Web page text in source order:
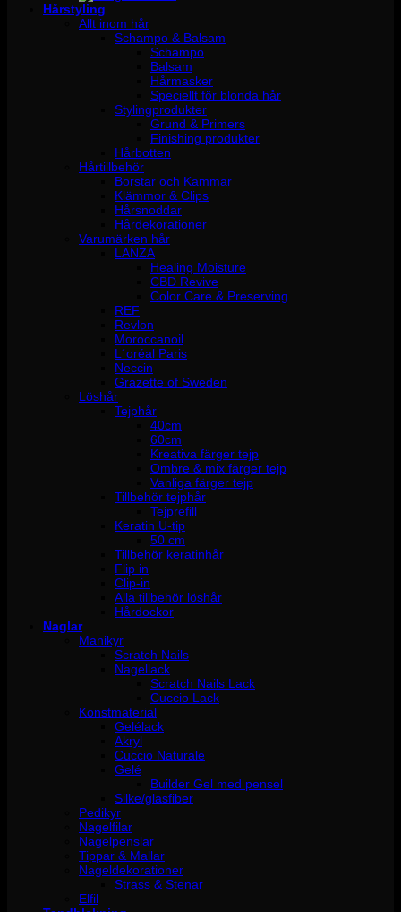
Hårstyling
Allt inom hår
Schampo & Balsam
Schampo
Balsam
Hårmasker
Speciellt för blonda hår
Stylingprodukter
Grund & Primers
Finishing produkter
Hårbotten
Hårtillbehör
Borstar och Kammar
Klämmor & Clips
Hårsnoddar
Hårdekorationer
Varumärken hår
LANZA
Healing Moisture
CBD Revive
Color Care & Preserving
REF
Revlon
Moroccanoil
L´oréal Paris
Neccin
Grazette of Sweden
Löshår
Tejphår
40cm
60cm
Kreativa färger tejp
Ombre & mix färger tejp
Vanliga färger tejp
Tillbehör tejphår
Tejprefill
Keratin U-tip
50 cm
Tillbehör keratinhår
Flip in
Clip-in
Alla tillbehör löshår
Hårdockor
Naglar
Manikyr
Scratch Nails
Nagellack
Scratch Nails Lack
Cuccio Lack
Konstmaterial
Gelélack
Akryl
Cuccio Naturale
Gelé
Builder Gel med pensel
Silke/glasfiber
Pedikyr
Nagelfilar
Nagelpenslar
Tippar & Mallar
Nageldekorationer
Strass & Stenar
Elfil